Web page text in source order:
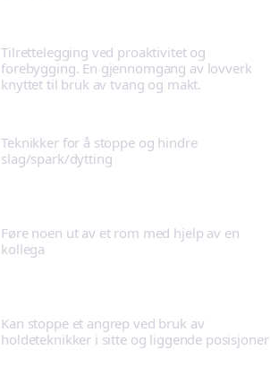
Tilrettelegging ved proaktivitet og
forebygging. En gjennomgang av lovverk
knyttet til bruk av tvang og makt.
Teknikker for å stoppe og hindre
slag/spark/dytting
Føre noen ut av et rom med hjelp av en
kollega
Kan stoppe et angrep ved bruk av
holdeteknikker i sitte og liggende posisjoner